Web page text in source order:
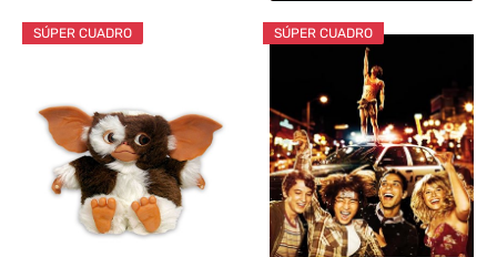
SÚPER CUADRO SÚPER CUADRO